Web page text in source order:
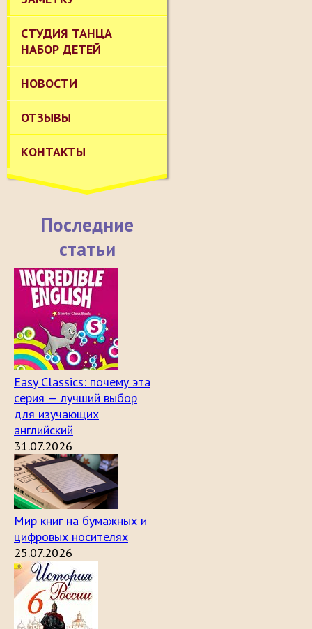
СТУДИЯ ТАНЦА
НАБОР ДЕТЕЙ
НОВОСТИ
ОТЗЫВЫ
КОНТАКТЫ
Последние
статьи
Easy Classics: почему эта
серия — лучший выбор
для изучающих
английский
31.07.2026
Мир книг на бумажных и
цифровых носителях
25.07.2026